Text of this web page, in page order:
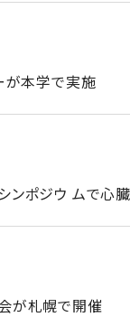
が本学で実施
ンポジウ ムで心
が札幌で開催